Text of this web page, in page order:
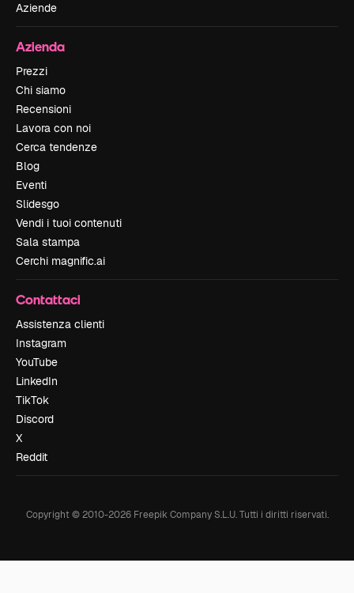
Aziende
Azienda
Prezzi
Chi siamo
Recensioni
Lavora con noi
Cerca tendenze
Blog
Eventi
Slidesgo
Vendi i tuoi contenuti
Sala stampa
Cerchi magnific.ai
Contattaci
Assistenza clienti
Instagram
YouTube
LinkedIn
TikTok
Discord
X
Reddit
Copyright © 2010-2026Freepik Company S.L.U. Tutti i diritti riservati.